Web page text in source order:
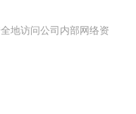
地访问公司内部网络资